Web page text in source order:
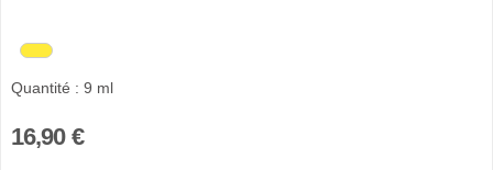
Quantité : 9 ml
16,90 €